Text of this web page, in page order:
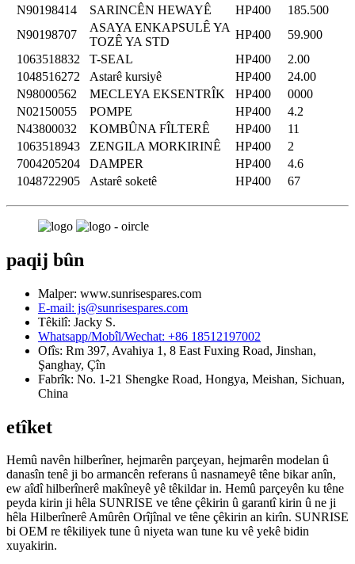
N90198414
SARINCÊN HEWAYÊ HP400
185.500
N90198707
ASAYA ENKAPSULÊ YA
TOZÊ YA STD
HP400
59.900
1063518832
T-SEAL HP400
2.00
1048516272
Astarê kursiyê HP400
24.00
N98000562
MECLEYA EKSENTRÎK HP400
0000
N02150055
POMPE HP400
4.2
N43800032
KOMBÛNA FÎLTERÊ HP400
11
1063518943
ZENGILA MORKIRINÊ HP400
2
7004205204
DAMPER HP400
4.6
1048722905
Astarê soketê HP400 67
paqij bûn
Malper: www.sunrisespares.com
E-mail: js@sunrisespares.com
Têkilî: Jacky S.
Whatsapp/Mobîl/Wechat: +86 18512197002
Ofîs: Rm 397, Avahiya 1, 8 East Fuxing Road, Jinshan,
Şanghay, Çîn
Fabrîk: No. 1-21 Shengke Road, Hongya, Meishan, Sichuan,
China
etîket
Hemû navên hilberîner, hejmarên parçeyan, hejmarên modelan û
danasîn tenê ji bo armancên referans û nasnameyê têne bikar anîn,
ew aîdî hilberînerê makîneyê yê têkildar in. Hemû parçeyên ku têne
peyda kirin ji hêla SUNRISE ve têne çêkirin û garantî kirin û ne ji
hêla Hilberînerê Amûrên Orîjînal ve têne çêkirin an kirîn. SUNRISE
bi OEM re têkiliyek tune û niyeta wan tune ku vê yekê bidin
xuyakirin.